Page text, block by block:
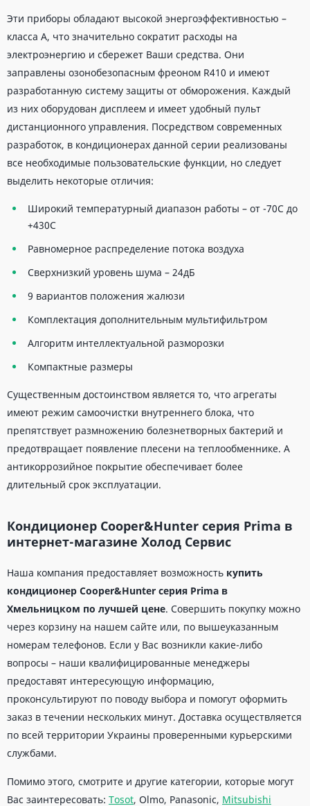
Эти приборы обладают высокой энергоэффективностью –
класса А, что значительно сократит расходы на
электроэнергию и сбережет Ваши средства. Они
заправлены озонобезопасным фреоном R410 и имеют
разработанную систему защиты от обморожения. Каждый
из них оборудован дисплеем и имеет удобный пульт
дистанционного управления. Посредством современных
разработок, в кондиционерах данной серии реализованы
все необходимые пользовательские функции, но следует
выделить некоторые отличия:
Широкий температурный диапазон работы – от -70С до
+430С
Равномерное распределение потока воздуха
Сверхнизкий уровень шума – 24дБ
9 вариантов положения жалюзи
Комплектация дополнительным мультифильтром
Алгоритм интеллектуальной разморозки
Компактные размеры
Существенным достоинством является то, что агрегаты
имеют режим самоочистки внутреннего блока, что
препятствует размножению болезнетворных бактерий и
предотвращает появление плесени на теплообменнике. А
антикоррозийное покрытие обеспечивает более
длительный срок эксплуатации.
Кондиционер Cooper&Hunter серия Prima в
интернет-магазине Холод Сервис
Наша компания предоставляет возможность купить
кондиционер Cooper&Hunter серия Prima в
Хмельницком по лучшей цене. Совершить покупку можно
через корзину на нашем сайте или, по вышеуказанным
номерам телефонов. Если у Вас возникли какие-либо
вопросы – наши квалифицированные менеджеры
предоставят интересующую информацию,
проконсультируют по поводу выбора и помогут оформить
заказ в течении нескольких минут. Доставка осуществляется
по всей территории Украины проверенными курьерскими
службами.
Помимо этого, смотрите и другие категории, которые могут
Вас заинтересовать: Tosot, Olmo, Panasonic, Mitsubishi